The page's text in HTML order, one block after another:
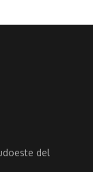
del